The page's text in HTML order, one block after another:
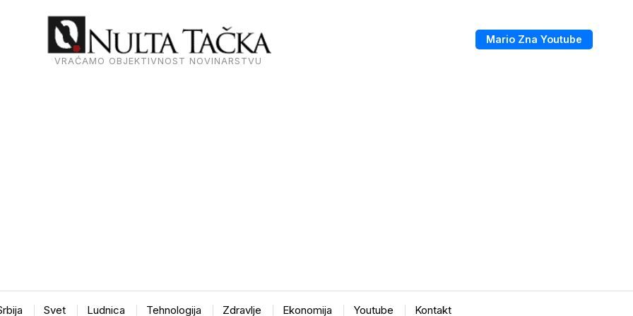
VRAĆAMO OBJEKTIVNOST NOVINARSTVU
Mario Zna Youtube
Svet Ludnica Tehnologija Zdravlje Ekonomija Youtube Kontakt